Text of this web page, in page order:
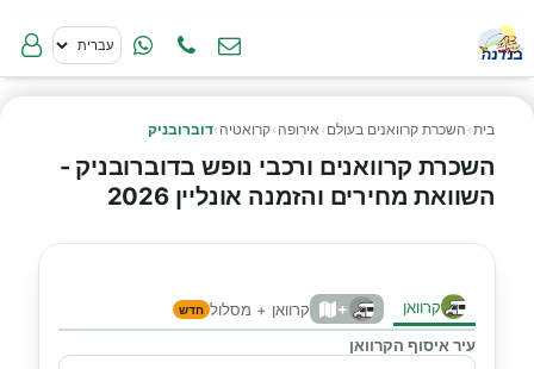
בית› השכרת קרוואנים בעולם › אירופה ›קרואטיה ›דוברובניק
השכרת קרוואנים ורכבי נופש בדוברובניק -
השוואת מחירים והזמנה אונליין 2026
קרוואן + קרוואן + מסלול חדש
עיר איסוף הקרוואן